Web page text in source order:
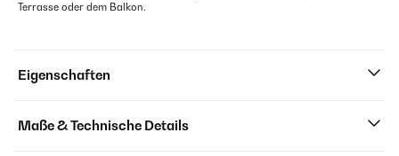
Terrasse oder dem Balkon.
Eigenschaften
Maße & Technische Details